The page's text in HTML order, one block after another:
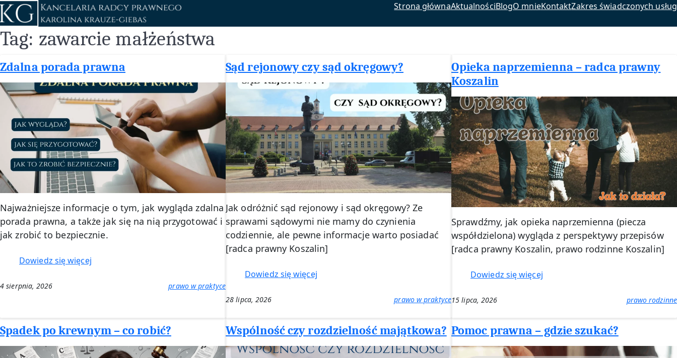
Przejdź
do
treści
Strona głównaAktualnościBlogO mnieKontaktZakres świadczonych usług
Tag: zawarcie małżeństwa
Zdalna porada prawna
Najważniejsze informacje o tym, jak wygląda zdalna
porada prawna, a także jak się na nią przygotować i
jak zrobić to bezpiecznie.
Dowiedz się więcej:
4 sierpnia, 2026 prawo w praktyce
Sąd rejonowy czy sąd okręgowy?
Jak odróżnić sąd rejonowy i sąd okręgowy? Ze
sprawami sądowymi nie mamy do czynienia
codziennie, ale pewne informacje warto posiadać
[radca prawny Koszalin]
Dowiedz się więcej:
sąd
okręgowy?
28 lipca, 2026 prawo w praktyce
Opieka naprzemienna – radca prawny
Koszalin
Sprawdźmy, jak opieka naprzemienna (piecza
współdzielona) wygląda z perspektywy przepisów
[radca prawny Koszalin, prawo rodzinne Koszalin]
Dowiedz się więcej:
radca
prawny
Koszalin
15 lipca, 2026 prawo rodzinne
Spadek po krewnym – co robić? Wspólność czy rozdzielność majątkowa? Pomoc prawna – gdzie szukać?